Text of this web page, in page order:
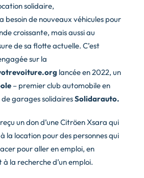
solidaire,
besoin de nouveaux véhicules pour
croissante, mais aussi au
de sa flotte actuelle. C’est
sur la
lancée en 2022, un
– premier club automobile en
garages solidairesSolidarauto.
un don d’une Citröen Xsara qui
la location pour des personnes qui
pour aller en emploi, en
la recherche d’un emploi.